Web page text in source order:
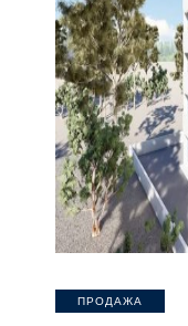
ПРОДАЖА